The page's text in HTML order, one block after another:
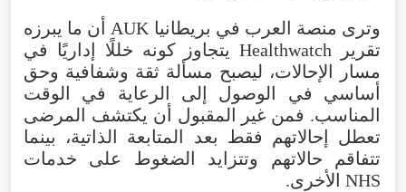
وترى منصة العرب في بريطانيا AUK أن ما يبرزه
تقرير Healthwatch يتجاوز كونه خللًا إداريًا في
مسار الإحالات، ليصبح مسألة ثقة وشفافية وحق
أساسي في الوصول إلى الرعاية في الوقت
المناسب. فمن غير المقبول أن يكتشف المرضى
تعطل إحالاتهم فقط بعد المتابعة الذاتية، بينما
تتفاقم حالاتهم وتتزايد الضغوط على خدمات
NHS الأخرى.